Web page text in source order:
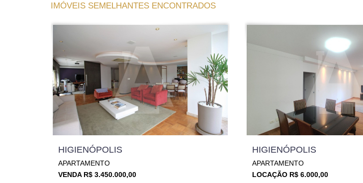
IMÓVEIS SEMELHANTES ENCONTRADOS
HIGIENÓPOLIS
APARTAMENTO
VENDA R$ 3.450.000,00
HIGIENÓPOLIS
APARTAMENTO
LOCAÇÃO R$ 6.000,00